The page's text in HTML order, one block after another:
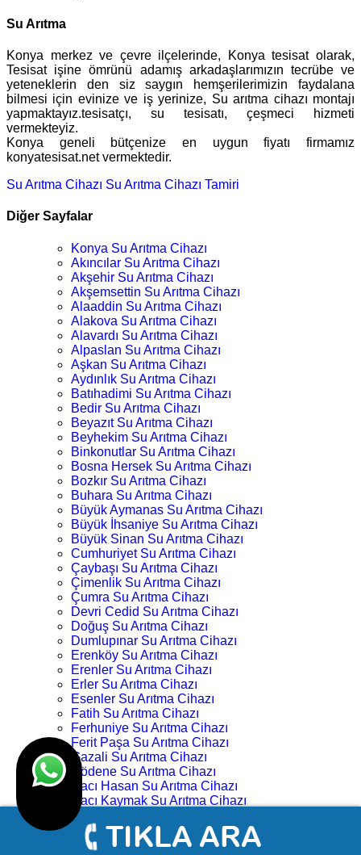
Su Arıtma
Konya merkez ve çevre ilçelerinde, Konya tesisat olarak,
Tesisat işine ömrünü adamış arkadaşlarımızın tecrübe ve
yeteneklerin den siz saygın hemşerilerimizin faydalana
bilmesi için evinize ve iş yerinize, Su arıtma cihazı montajı
yapmaktayız.tesisatçı, su tesisatı, çeşmeci hizmeti
vermekteyiz.
Konya geneli bütçenize en uygun fiyatı firmamız
konyatesisat.net vermektedir.
Su Arıtma Cihazı Su Arıtma Cihazı Tamiri
Diğer Sayfalar
Konya Su Arıtma Cihazı
Akıncılar Su Arıtma Cihazı
Akşehir Su Arıtma Cihazı
Akşemsettin Su Arıtma Cihazı
Alaaddin Su Arıtma Cihazı
Alakova Su Arıtma Cihazı
Alavardı Su Arıtma Cihazı
Alpaslan Su Arıtma Cihazı
Aşkan Su Arıtma Cihazı
Aydınlık Su Arıtma Cihazı
Batıhadimi Su Arıtma Cihazı
Bedir Su Arıtma Cihazı
Beyazıt Su Arıtma Cihazı
Beyhekim Su Arıtma Cihazı
Binkonutlar Su Arıtma Cihazı
Bosna Hersek Su Arıtma Cihazı
Bozkır Su Arıtma Cihazı
Buhara Su Arıtma Cihazı
Büyük Aymanas Su Arıtma Cihazı
Büyük İhsaniye Su Arıtma Cihazı
Büyük Sinan Su Arıtma Cihazı
Cumhuriyet Su Arıtma Cihazı
Çaybaşı Su Arıtma Cihazı
Çimenlik Su Arıtma Cihazı
Çumra Su Arıtma Cihazı
Devri Cedid Su Arıtma Cihazı
Doğuş Su Arıtma Cihazı
Dumlupınar Su Arıtma Cihazı
Erenköy Su Arıtma Cihazı
Erenler Su Arıtma Cihazı
Erler Su Arıtma Cihazı
Esenler Su Arıtma Cihazı
Fatih Su Arıtma Cihazı
Ferhuniye Su Arıtma Cihazı
Ferit Paşa Su Arıtma Cihazı
Gazali Su Arıtma Cihazı
Gödene Su Arıtma Cihazı
Hacı Hasan Su Arıtma Cihazı
Hacı Kaymak Su Arıtma Cihazı
Hacı Yusuf Mescit Su Arıtma Cihazı
Hacıveyiszade Su Arıtma Cihazı
Hamza Oğlu Su Arıtma Cihazı